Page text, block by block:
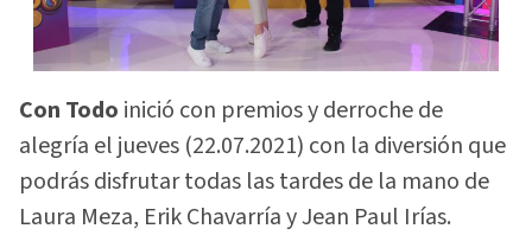
Con Todo inició con premios y derroche de
alegría el jueves (22.07.2021) con la diversión que
podrás disfrutar todas las tardes de la mano de
Laura Meza, Erik Chavarría y Jean Paul Irías.